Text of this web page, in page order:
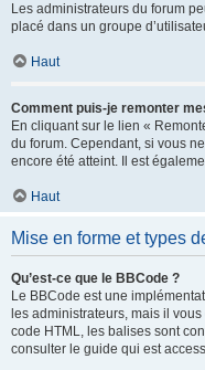
Les administrateurs du forum
placé dans un groupe
Haut
Comment puis-je remonter
En cliquant sur le lien «
du forum. Cependant, si vous
encore été atteint. Il est
Haut
Mise en forme et types
Qu’est-ce que le BBCode ?
Le BBCode est une
les administrateurs, mais il
code HTML, les balises sont
consulter le guide qui est